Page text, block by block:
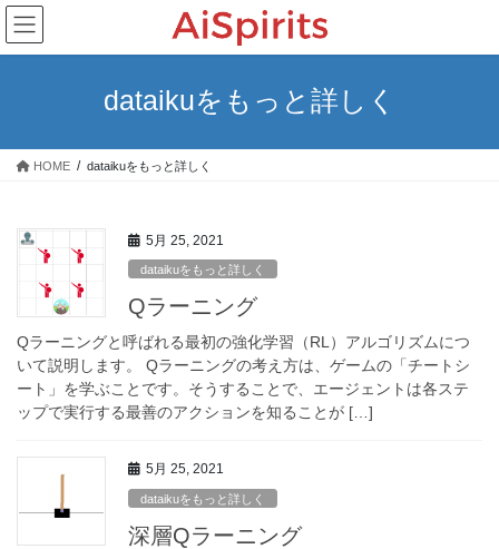
コ
ン
テ
ス
ナ
ビ
ゲ
ン
dataikuをもっと詳しく
HOME dataikuをもっと詳しく
5月 25, 2021
dataikuをもっと詳しく
Qラーニング
Qラーニングと呼ばれる最初の強化学習（RL）アルゴリズムにつ
いて説明します。 Qラーニングの考え方は、ゲームの「チートシ
ート」を学ぶことです。そうすることで、エージェントは各ステ
ップで実行する最善のアクションを知ることが […]
5月 25, 2021
dataikuをもっと詳しく
深層Qラーニング